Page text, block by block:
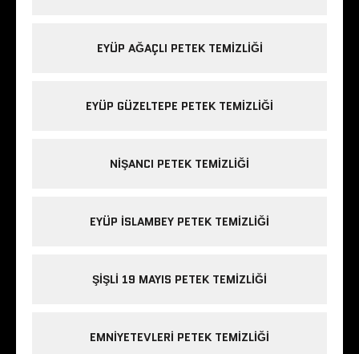
EYÜP AĞAÇLI PETEK TEMIZLIĞI
EYÜP GÜZELTEPE PETEK TEMIZLIĞI
NIŞANCI PETEK TEMIZLIĞI
EYÜP ISLAMBEY PETEK TEMIZLIĞI
ŞIŞLI 19 MAYIS PETEK TEMIZLIĞI
EMNIYETEVLERI PETEK TEMIZLIĞI